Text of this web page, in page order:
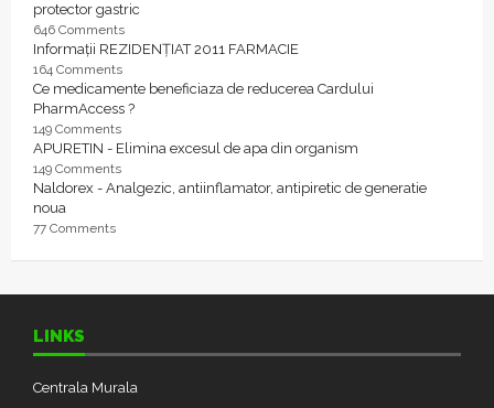
protector gastric
646 Comments
Informații REZIDENȚIAT 2011 FARMACIE
164 Comments
Ce medicamente beneficiaza de reducerea Cardului
PharmAccess ?
149 Comments
APURETIN - Elimina excesul de apa din organism
149 Comments
Naldorex - Analgezic, antiinflamator, antipiretic de generatie
noua
77 Comments
LINKS
Centrala Murala